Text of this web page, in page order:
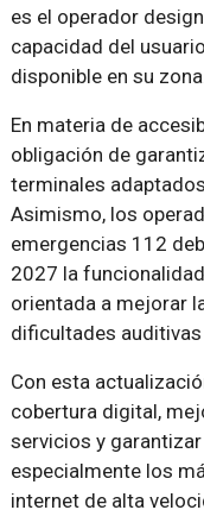
es el operador
capacidad del
disponible en su zona.
En materia de
obligación de
terminales
Asimismo, los
emergencias 112
2027 la
orientada a mejorar
dificultades auditivas
Con esta
cobertura digital,
servicios y
especialmente los
internet de alta